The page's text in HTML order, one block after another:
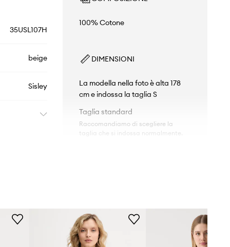
35USL107H
beige
Sisley
100% Cotone
DIMENSIONI
La modella nella foto è alta 178
cm e indossa la taglia S
Taglia standard
Raccomandiamo di scegliere la
taglia che si indossa normalmente.